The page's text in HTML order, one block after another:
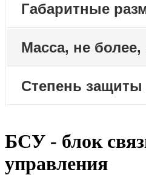
Габаритные
Масса, не более,
Степень защиты
БСУ - блок
управления